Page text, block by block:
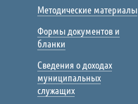
Методические материалы
Формы документов и
бланки
Сведения о доходах
муниципальных
служащих